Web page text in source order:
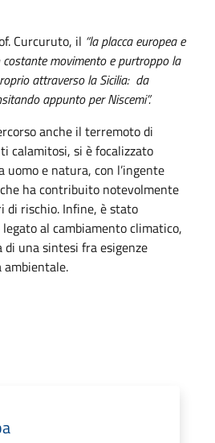
Curcuruto, il “la placca europea e
movimento e purtroppo la
attraverso la Sicilia: da
appunto per Niscemi”.
anche il terremoto di
calamitosi, si è focalizzato
uomo e natura, con l’ingente
ha contribuito notevolmente
di rischio. Infine, è stato
al cambiamento climatico,
di una sintesi fra esigenze